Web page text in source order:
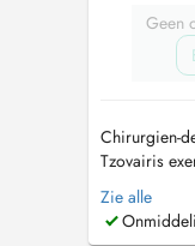
Geen
Chirurgien-
Tzovairis
de 20 ans
Aristote de
Zie alle